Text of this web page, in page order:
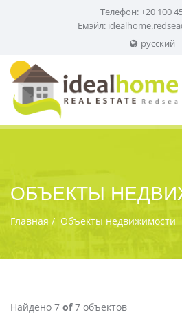
Телефон: +20 100
Емэйл:
русский
Russian
ОБЪЕКТЫ
Главная Объекты недвижимости
Найдено 7 of7 объектов